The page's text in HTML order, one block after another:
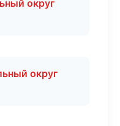
округ
округ